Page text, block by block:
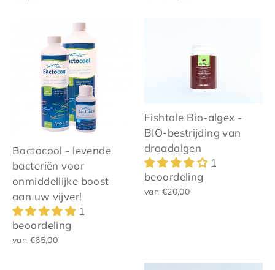
Bactocool - levende
bacteriën voor
onmiddellijke boost
aan uw vijver!
1
beoordeling
van €65,00
Fishtale Bio-algex -
BIO-bestrijding van
draadalgen
1
beoordeling
van €20,00